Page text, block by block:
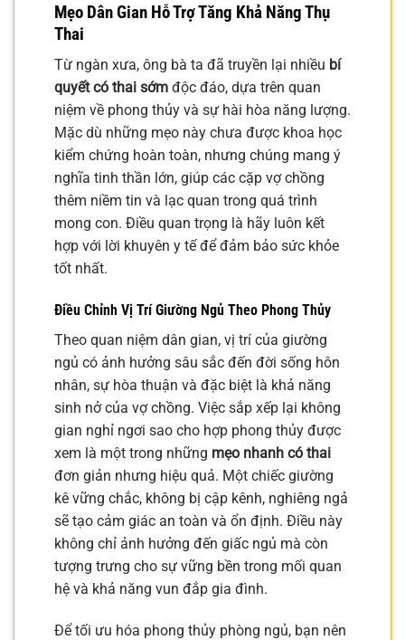
Mẹo Dân Gian Hỗ Trợ Tăng Khả Năng Thụ
Thai
Từ ngàn xưa, ông bà ta đã truyền lại nhiều bí
quyết có thai sớm độc đáo, dựa trên quan
niệm về phong thủy và sự hài hòa năng lượng.
Mặc dù những mẹo này chưa được khoa học
kiểm chứng hoàn toàn, nhưng chúng mang ý
nghĩa tinh thần lớn, giúp các cặp vợ chồng
thêm niềm tin và lạc quan trong quá trình
mong con. Điều quan trọng là hãy luôn kết
hợp với lời khuyên y tế để đảm bảo sức khỏe
tốt nhất.
Điều Chỉnh Vị Trí Giường Ngủ Theo Phong Thủy
Theo quan niệm dân gian, vị trí của giường
ngủ có ảnh hưởng sâu sắc đến đời sống hôn
nhân, sự hòa thuận và đặc biệt là khả năng
sinh nở của vợ chồng. Việc sắp xếp lại không
gian nghỉ ngơi sao cho hợp phong thủy được
xem là một trong những mẹo nhanh có thai
đơn giản nhưng hiệu quả. Một chiếc giường
kê vững chắc, không bị cập kênh, nghiêng ngả
sẽ tạo cảm giác an toàn và ổn định. Điều này
không chỉ ảnh hưởng đến giấc ngủ mà còn
tượng trưng cho sự vững bền trong mối quan
hệ và khả năng vun đắp gia đình.
Để tối ưu hóa phong thủy phòng ngủ, bạn nên